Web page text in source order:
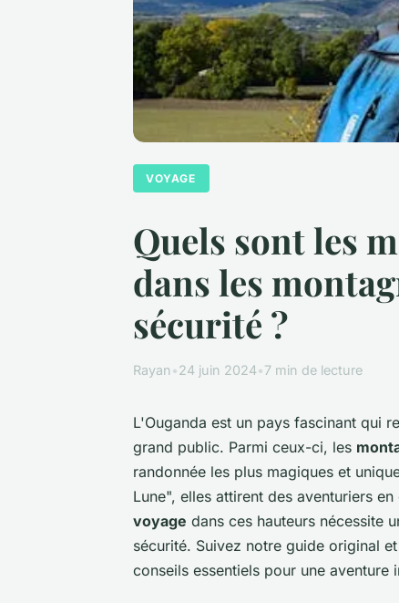
VOYAGE
Quels sont les
dans les
sécurité ?
Rayan•24 juin 2024•7 min de lecture
L'Ouganda est un pays fascinant qui
grand public. Parmi ceux-ci, les
randonnée les plus magiques et
Lune", elles attirent des aventuriers
voyage dans ces hauteurs nécessite
sécurité. Suivez notre guide original
conseils essentiels pour une aventure